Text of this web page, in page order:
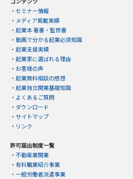
・ セミナー情報
・ メディア掲載実績
・ 起業本 著書・監修書
・ 動画で分かる起業必須知識
・ 起業支援実績
・ 起業家に選ばれる理由
・ お客様の声
・ 起業無料相談の感想
・ 起業独立開業基礎知識
・ よくあるご質問
・ ダウンロード
・ サイトマップ
・ リンク
許可届出制度一覧
・ 不動産業開業
・ 有料職業紹介事業
・ 一般労働者派遣事業